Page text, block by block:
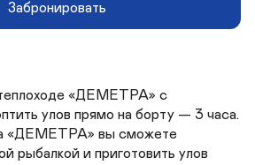
Забронировать
«ДЕМЕТРА» с
улов прямо на борту — 3 часа.
«ДЕМЕТРА» вы сможете
рыбалкой и приготовить улов